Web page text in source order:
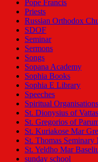
Pope Francis
Priests
Russian Orthodox
SDOF
Seminar
Sermons
Songs
Sopana Academy
Sophia Books
Sophia E Library
Speeches
Spiritual Organisations
St. Dionysius of
St. Gregorios of
St. Kuriakose Mar
St. Thomas Seminary
St. Yeldho Mar
sunday school